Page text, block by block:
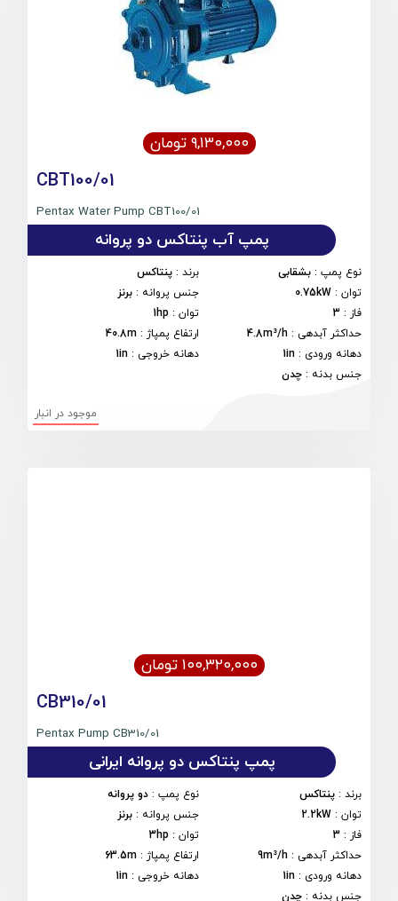
۹,۱۳۰,۰۰۰ تومان
CBT100/01
Pentax Water Pump CBT100/01
پمپ آب پنتاکس دو پروانه
نوع پمپ : بشقابی برند: پنتاکس
توان :
0.75kW جنس پروانه : برنز
فاز :
3 توان:
1hp
حداکثر آبدهی :
4.8m³/h ارتفاع پمپاژ :
40.8m
دهانه ورودی :
1in دهانه خروجی :
1in
جنس بدنه : چدن
موجود در انبار
۱۰۰,۳۲۰,۰۰۰ تومان
CB310/01
Pentax Pump CB310/01
پمپ پنتاکس دو پروانه ایرانی
برند : پنتاکس نوع پمپ: دو پروانه
توان :
2.2kW جنس پروانه : برنز
فاز :
3 توان:
3hp
حداکثر آبدهی :
9m³/h ارتفاع پمپاژ :
63.5m
دهانه ورودی :
1in دهانه خروجی :
1in
جنس بدنه : چدن